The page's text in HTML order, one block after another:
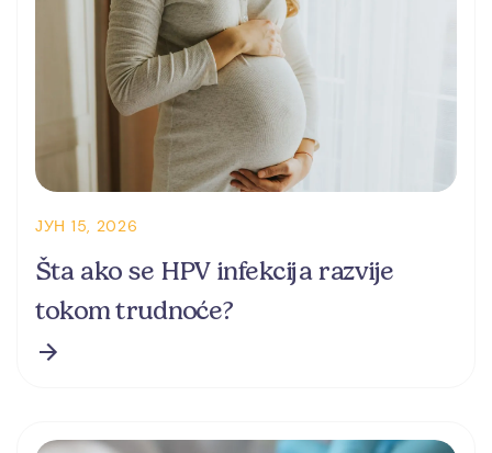
ЈУН 15, 2026
Šta ako se HPV infekcija razvije
tokom trudnoće?